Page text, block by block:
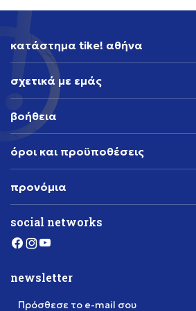
κατάστημα tike! αθήνα
σχετικά με εμάς
βοήθεια
όροι και προϋποθέσεις
προνόμια
social networks
newsletter
Πρόσθεσε το e-mail σου